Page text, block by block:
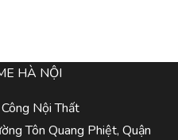
HÀ NỘI
Nội Thất
Tôn Quang Phiệt, Quận